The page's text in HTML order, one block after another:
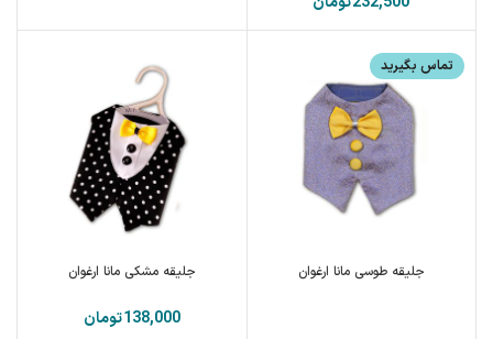
تماس بگیرید
جلیقه طوسی مانا ارغوان جلیقه مشکی مانا ارغوان
تومان